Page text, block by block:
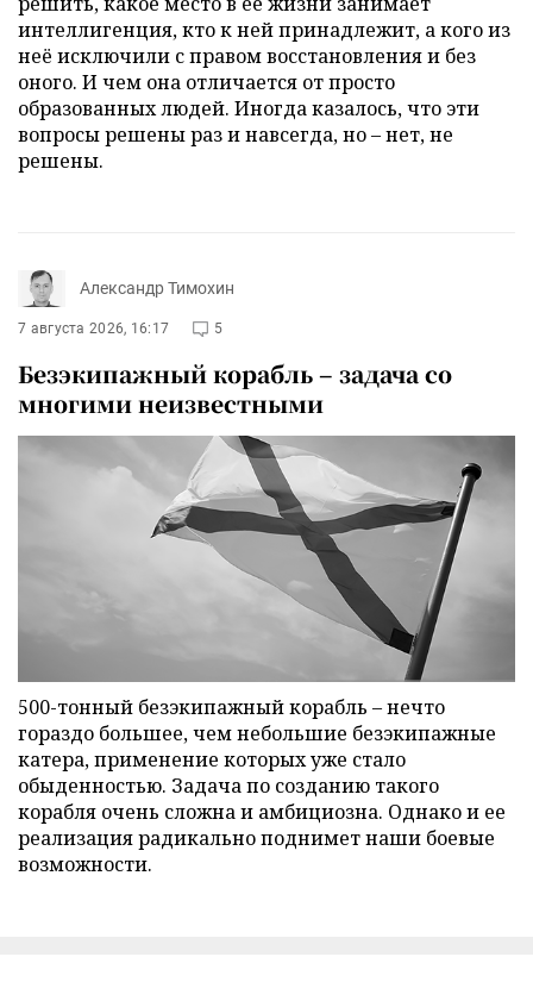
интеллигенция, кто к ней принадлежит, а кого из
неё исключили с правом восстановления и без
оного. И чем она отличается от просто
образованных людей. Иногда казалось, что эти
вопросы решены раз и навсегда, но – нет, не
решены.
Александр Тимохин
7 августа 2026, 16:17 5
Безэкипажный корабль – задача со
многими неизвестными
500-тонный безэкипажный корабль – нечто
гораздо большее, чем небольшие безэкипажные
катера, применение которых уже стало
обыденностью. Задача по созданию такого
корабля очень сложна и амбициозна. Однако и ее
реализация радикально поднимет наши боевые
возможности.